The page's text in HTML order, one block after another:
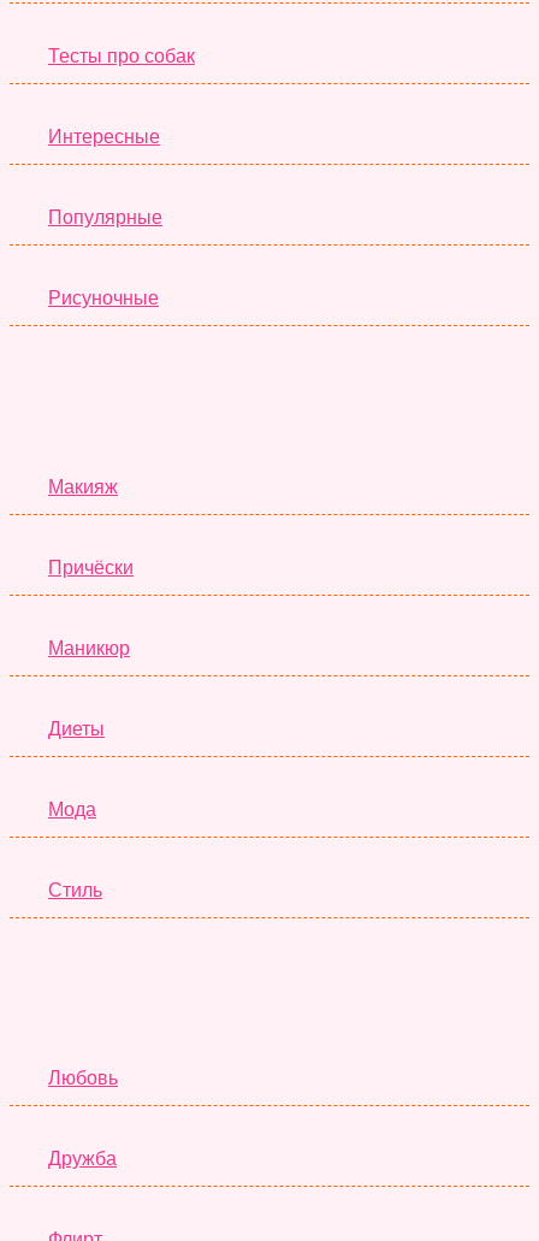
Тесты про собак
Интересные
Популярные
Рисуночные
Макияж
Причёски
Маникюр
Диеты
Мода
Стиль
Любовь
Дружба